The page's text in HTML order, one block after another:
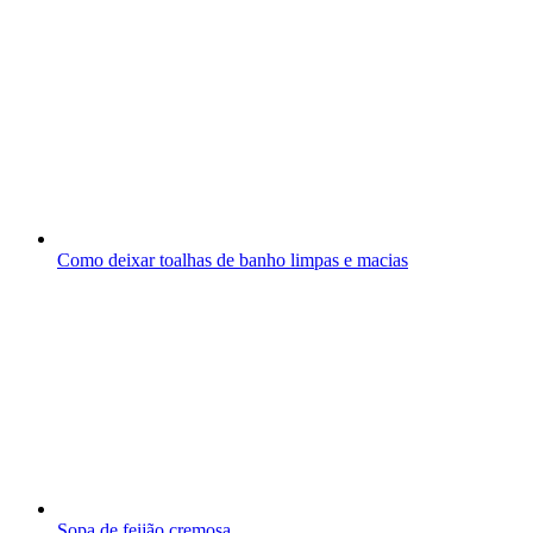
Como deixar toalhas de banho limpas e macias